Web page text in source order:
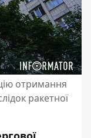
отримання
ракетної